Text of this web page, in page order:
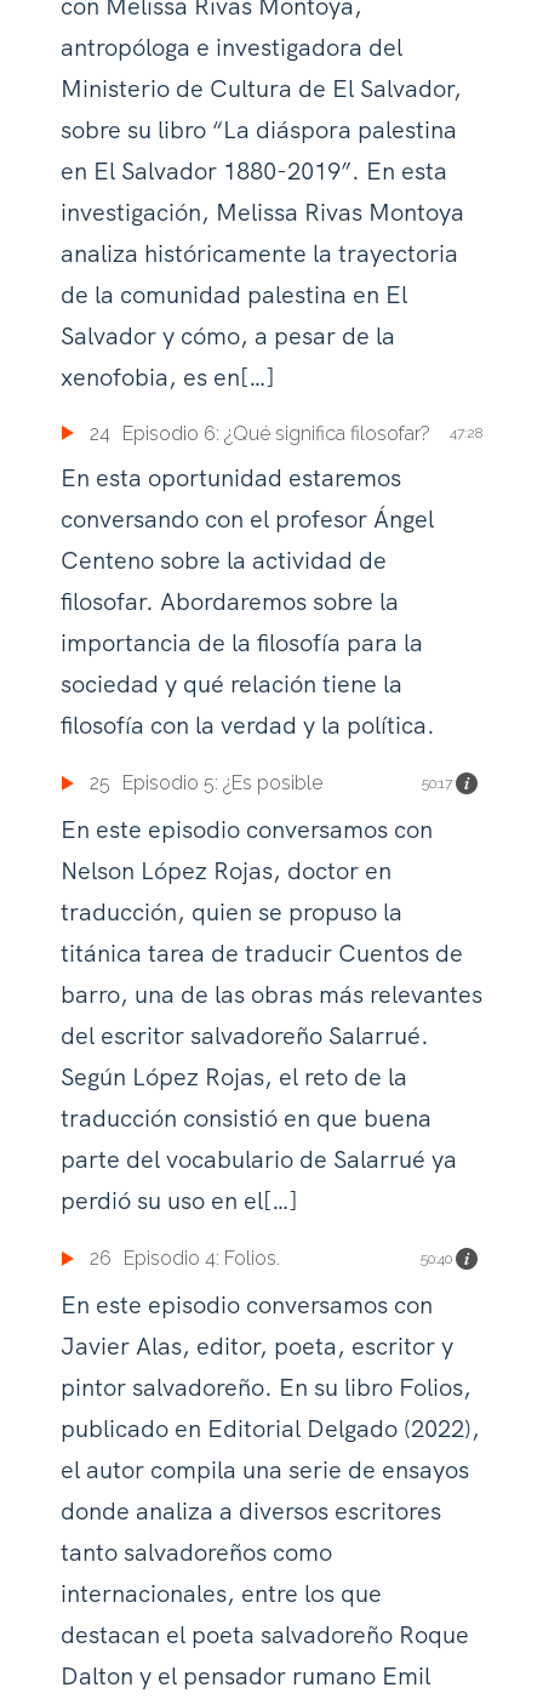
antropóloga e investigadora del
Ministerio de Cultura de El Salvador,
sobre su libro “La diáspora palestina
en El Salvador 1880-2019”. En esta
investigación, Melissa Rivas Montoya
analiza históricamente la trayectoria
de la comunidad palestina en El
Salvador y cómo, a pesar de la
xenofobia, es en[…]
24 Episodio 6: ¿Qué significa filosofar? 47:28
En esta oportunidad estaremos
conversando con el profesor Ángel
Centeno sobre la actividad de
filosofar. Abordaremos sobre la
importancia de la filosofía para la
sociedad y qué relación tiene la
filosofía con la verdad y la política.
25 Episodio 5: ¿Es posible 50:17
En este episodio conversamos con
Nelson López Rojas, doctor en
traducción, quien se propuso la
titánica tarea de traducir Cuentos de
barro, una de las obras más relevantes
del escritor salvadoreño Salarrué.
Según López Rojas, el reto de la
traducción consistió en que buena
parte del vocabulario de Salarrué ya
perdió su uso en el[…]
26 Episodio 4: Folios. 50:40
En este episodio conversamos con
Javier Alas, editor, poeta, escritor y
pintor salvadoreño. En su libro Folios,
publicado en Editorial Delgado (2022),
el autor compila una serie de ensayos
donde analiza a diversos escritores
tanto salvadoreños como
internacionales, entre los que
destacan el poeta salvadoreño Roque
Dalton y el pensador rumano Emil